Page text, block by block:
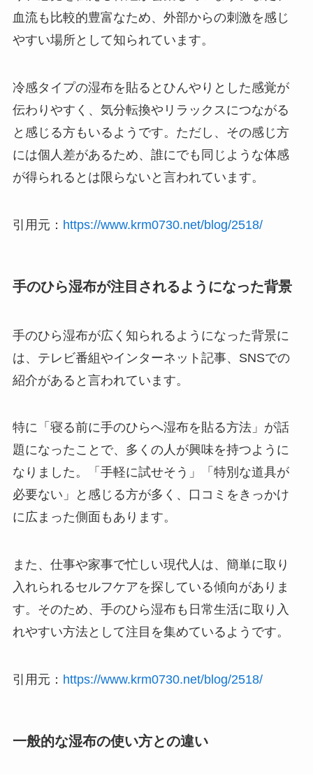
血流も比較的豊富なため、外部からの刺激を感じ
やすい場所として知られています。
冷感タイプの湿布を貼るとひんやりとした感覚が
伝わりやすく、気分転換やリラックスにつながる
と感じる方もいるようです。ただし、その感じ方
には個人差があるため、誰にでも同じような体感
が得られるとは限らないと言われています。
引用元： https://www.krm0730.net/blog/2518/
手のひら湿布が注目されるようになった背景
手のひら湿布が広く知られるようになった背景に
は、テレビ番組やインターネット記事、SNSでの
紹介があると言われています。
特に「寝る前に手のひらへ湿布を貼る方法」が話
題になったことで、多くの人が興味を持つように
なりました。「手軽に試せそう」「特別な道具が
必要ない」と感じる方が多く、口コミをきっかけ
に広まった側面もあります。
また、仕事や家事で忙しい現代人は、簡単に取り
入れられるセルフケアを探している傾向がありま
す。そのため、手のひら湿布も日常生活に取り入
れやすい方法として注目を集めているようです。
引用元： https://www.krm0730.net/blog/2518/
一般的な湿布の使い方との違い